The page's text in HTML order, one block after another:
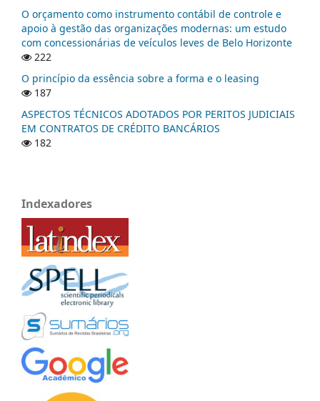
O orçamento como instrumento contábil de controle e
apoio à gestão das organizações modernas: um estudo
com concessionárias de veículos leves de Belo Horizonte
222
O princípio da essência sobre a forma e o leasing
187
ASPECTOS TÉCNICOS ADOTADOS POR PERITOS JUDICIAIS
EM CONTRATOS DE CRÉDITO BANCÁRIOS
182
Indexadores